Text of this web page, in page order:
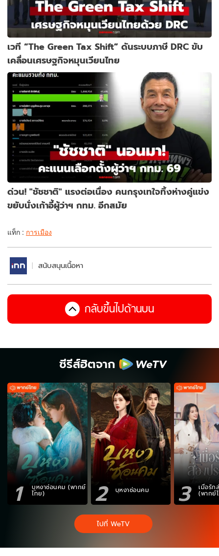
เวที “The Green Tax Shift” ดันระบบภาษี DRC ขับ
เคลื่อนเศรษฐกิจหมุนเวียนไทย
ด่วน! "ชัชชาติ" แรงต่อเนื่อง คนกรุงเทใจทิ้งห่างคู่แข่ง
ขยับนั่งเก้าอี้ผู้ว่าฯ กทม. อีกสมัย
แท็ก : การเมือง
สนับสนุนเนื้อหา
กลับขึ้นไปด้านบน
ซีรีส์ฮิตจาก
1 บุหงาซ่อนคม (พากย์
ไทย) 2 บุหงาซ่อนคม 3 เมื่อรัก
(พากย์
ไปที่ WeTV